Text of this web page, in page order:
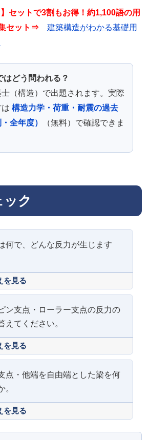
セットで3割もお得！約1,100語の用
集セット⇒ 建築構造がわかる基礎用
どう問われる？
（構造）で出題されます。実際
構造力学・荷重・耐震の過去
全年度）
（無料）で確認できま
ック
何で、どんな反力が生じます
を見る
ン支点・ローラー支点の反力の
えてください。
を見る
点・他端を自由端とした梁を何
。
を見る